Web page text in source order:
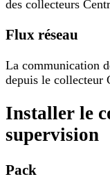
des collecteurs
Flux réseau
La communication
depuis le collecteur
Installer le
supervision
Pack